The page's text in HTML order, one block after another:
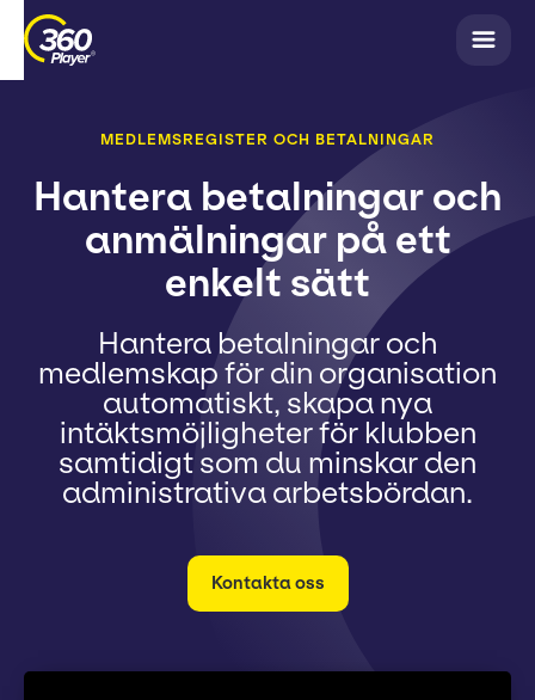
MEDLEMSREGISTER OCH BETALNINGAR
Hantera betalningar och
anmälningar på ett
enkelt sätt
Hantera betalningar och
medlemskap för din organisation
automatiskt, skapa nya
intäktsmöjligheter för klubben
samtidigt som du minskar den
administrativa arbetsbördan.
Kontakta oss